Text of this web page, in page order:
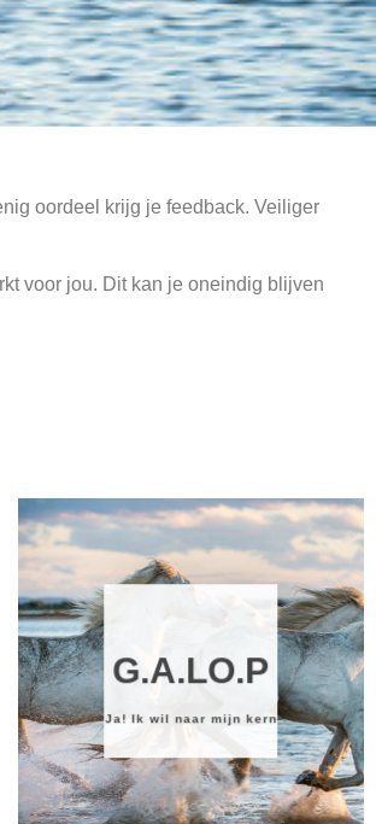
oordeel krijg je feedback. Veiliger
voor jou. Dit kan je oneindig blijven
G.A.LO.P
Ja! Ik wil naar mijn kern